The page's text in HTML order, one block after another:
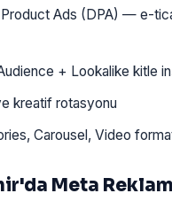
Product Ads (DPA) — e-
+ Lookalike kitle
kreatif rotasyonu
Carousel, Video
Meta